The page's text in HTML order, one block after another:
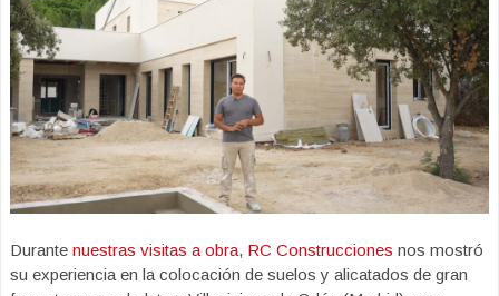
Durante nuestras visitas a obra, RC Construcciones nos mostró
su experiencia en la colocación de suelos y alicatados de gran